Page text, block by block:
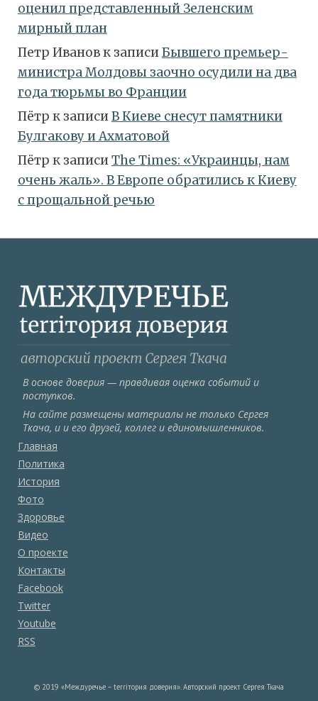
оценил представленный Зеленским
мирный план
Петр Ивановк записиБывшего премьер-
министра Молдовы заочно осудили на два
года тюрьмы во Франции
Пётр к записиВ Киеве снесут памятники
Булгакову и Ахматовой
Пётр к записиТhe Times: «Украинцы, нам
очень жаль». В Европе обратились к Киеву
с прощальной речью
В основе доверия — правдивая оценка событий и
поступков.
На сайте размещены материалы не только Сергея
Ткача, и и его друзей, коллег и единомышленников.
Главная
Политика
История
Фото
Здоровье
Видео
О проекте
Контакты
Facebook
Twitter
Youtube
RSS
© 2019 «Междуречье – terriтория доверия». Авторский проект Сергея Ткача